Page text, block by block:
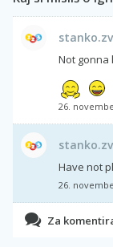
Not gonna
26.
Have not
26.
Za